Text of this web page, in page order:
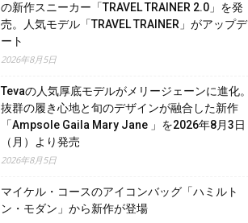
の新作スニーカー「TRAVEL TRAINER 2.0」を発
売。人気モデル「TRAVEL TRAINER」がアップデ
ート
2026年8月5日
Tevaの人気厚底モデルがメリージェーンに進化。
抜群の履き心地と旬のデザインが融合した新作
「Ampsole Gaila Mary Jane 」を2026年8月3日
（月）より発売
2026年8月5日
マイケル・コースのアイコンバッグ「ハミルト
ン・モダン」から新作が登場